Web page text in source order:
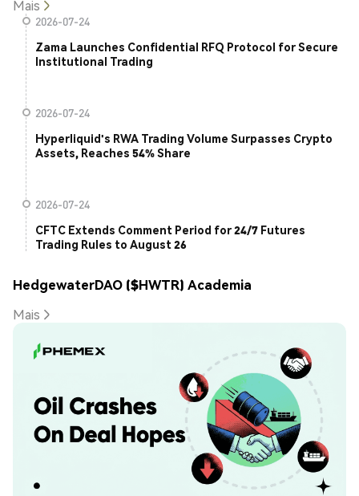
Mais
2026-07-24
Zama Launches Confidential RFQ Protocol for Secure
Institutional Trading
2026-07-24
Hyperliquid's RWA Trading Volume Surpasses Crypto
Assets, Reaches 54% Share
2026-07-24
CFTC Extends Comment Period for 24/7 Futures
Trading Rules to August 26
HedgewaterDAO ($HWTR) Academia
Mais